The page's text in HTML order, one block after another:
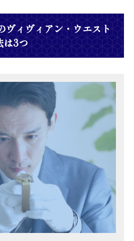
ヴィヴィアン・ウエスト
は3つ